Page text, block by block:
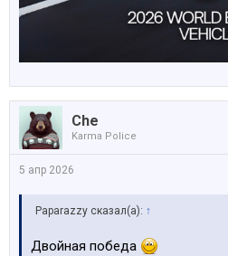
Che
Karma Police
5 апр 2026
Paparazzy сказал(а): ↑
Двойная победа